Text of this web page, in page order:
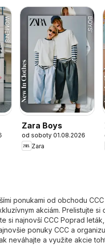
Zara Boys
od soboty 01.08.2026
Zara
ponukami od obchodu
akciám. Prelistujte si
si najnovší CCC Poprad
ponuky CCC a
neváhajte a využite akcie